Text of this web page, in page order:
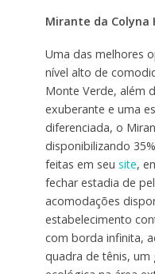
Mirante da Colyna
Uma das melhores
nível alto de
Monte Verde, além
exuberante e uma
diferenciada, o
disponibilizando
feitas em seu site,
fechar estadia de
acomodações
estabelecimento
com borda infinita,
quadra de tênis, um